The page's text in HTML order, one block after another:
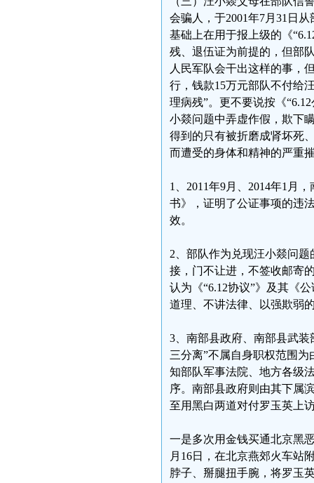
会骗人，于2001年7月31日
基础上在用于报上级的《
残、退伍证为前提的，但部
人民军队会干出这样的事，
行，钱款15万元部队不付给
理病残”。更不要说按《
小燚问题中弄虚作假，欺下
得到的只有被折磨成肾坏死
而遭受的身体和精神的严重
1、2011年9月、2014年1月
书》，证明了公证事项的违
效。
2、部队作为兑现汪小燚问
接，门不让进，不签收邮寄
认为《“6.12协议”》及其《
道理、不讲法律、以强欺弱
3、南部县政府、南部县武
三分离”不属自身职权范围
知部队军事法院、地方各级
序。南部县政府则由其下属
至用黑白两道对付罗玉英上
一是多次用金钱买通北京黑
月16日，在北京燕郊火车站
脖子、掰腿扭手腕，将罗玉